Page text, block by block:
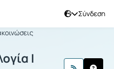
Σύνδεση
Ψυχολογία I
I